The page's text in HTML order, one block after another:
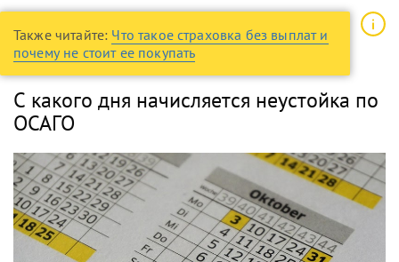
Также читайте: Что такое страховка без выплат и
почему не стоит ее покупать
С какого дня начисляется неустойка по
ОСАГО